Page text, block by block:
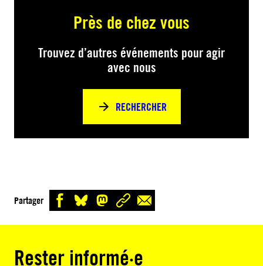
Près de chez vous
Trouvez d’autres événements pour agir
avec nous
RECHERCHER
Partager
Rester informé·e